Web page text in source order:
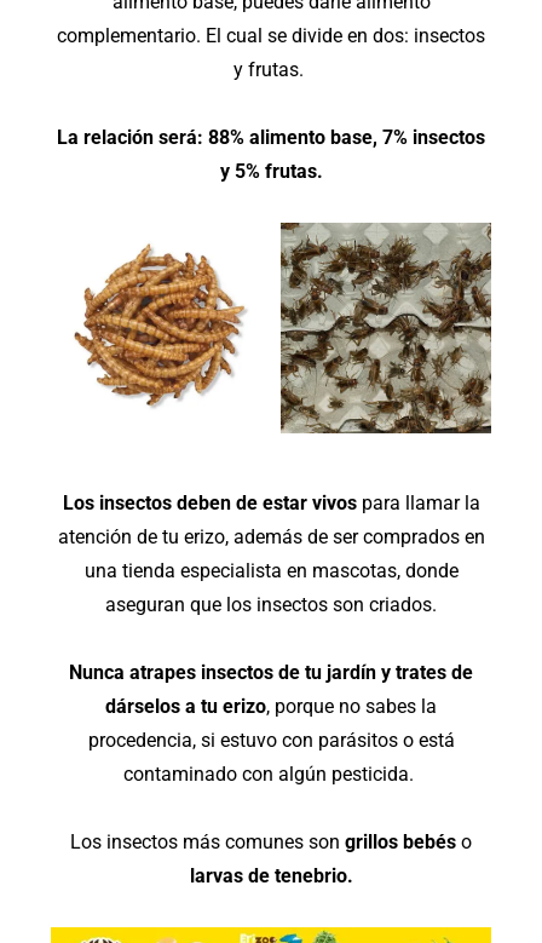
complementario. El cual se divide en dos: insectos
y frutas.
La relación será: 88% alimento base, 7% insectos
y 5% frutas.
Los insectos deben de estar vivospara llamar la
atención de tu erizo, además de ser comprados en
una tienda especialista en mascotas, donde
aseguran que los insectos son criados.
Nunca atrapes insectos de tu jardín y trates de
dárselos a tu erizo, porque no sabes la
procedencia, si estuvo con parásitos o está
contaminado con algún pesticida.
Los insectos más comunes son grillos bebés o
larvas de tenebrio.